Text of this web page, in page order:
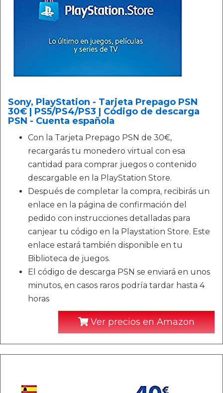
Sony, PlayStation - Tarjeta Prepago PSN
30€ | PS5/PS4/PS3 | Código de descarga
PSN - Cuenta española
Con la Tarjeta Prepago PSN de 30€,
recargarás tu monedero virtual con esa
cantidad para comprar juegos o contenido
descargable en la PlayStation Store.
Después de completar la compra, recibirás un
enlace en la página de confirmación del
pedido con instrucciones detalladas para
canjear tu código en la Playstation Store. Este
enlace estará también disponible en tu
Biblioteca de juegos.
El código de descarga PSN se enviará en unos
minutos, en casos raros podría tardar hasta 4
horas
Ver precios en Amazon